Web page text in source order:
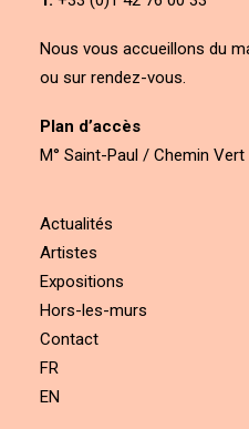
Nous vous accueillons du
ou sur rendez-vous.
Plan d’accès
M° Saint-Paul / Chemin Vert
Actualités
Artistes
Expositions
Hors-les-murs
Contact
FR
EN